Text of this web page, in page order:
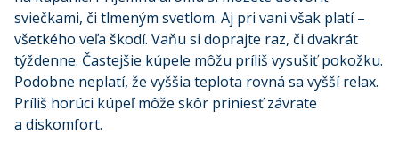
sviečkami, či tlmeným svetlom. Aj pri vani však platí –
všetkého veľa škodí. Vaňu si doprajte raz, či dvakrát
týždenne. Častejšie kúpele môžu príliš vysušiť pokožku.
Podobne neplatí, že vyššia teplota rovná sa vyšší relax.
Príliš horúci kúpeľ môže skôr priniesť závrate
a diskomfort.